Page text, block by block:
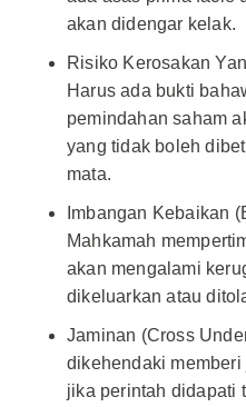
akan didengar kelak.
Risiko Kerosakan
Harus ada bukti
pemindahan saham
yang tidak boleh
mata.
Imbangan Kebaikan
Mahkamah
akan mengalami
dikeluarkan atau
Jaminan (Cross
dikehendaki
jika perintah didapati